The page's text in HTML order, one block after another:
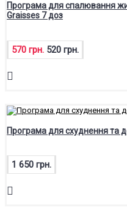
Програма для спалювання
Graisses 7 доз
570 грн. 520 грн.
Програма для схуднення та
1 650 грн.